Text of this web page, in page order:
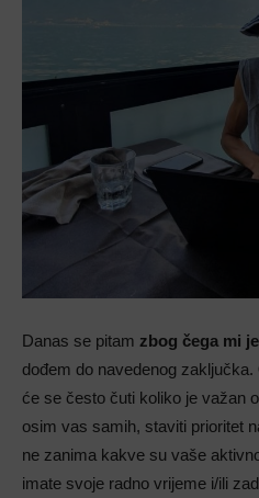
Danas se pitam zbog čega mi
dođem do navedenog zaključka.
će se često čuti koliko je važan
osim vas samih, staviti prioritet
ne zanima kakve su vaše
imate svoje radno vrijeme i/ili